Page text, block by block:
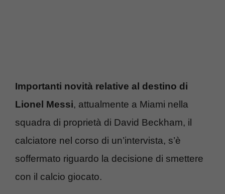
Importanti novità relative al destino di
Lionel Messi, attualmente a Miami nella
squadra di proprietà di David Beckham, il
calciatore nel corso di un’intervista, s’è
soffermato riguardo la decisione di smettere
con il calcio giocato.